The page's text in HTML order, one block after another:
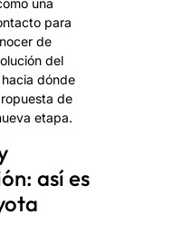
para
de
del
dónde
de
etapa.
así es